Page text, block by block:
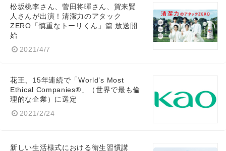
松坂桃李さん、菅田将暉さん、賀来賢
人さんが出演！清潔力のアタック
ZERO「慎重なトーリくん」篇 放送開
始
2021/4/7
花王、15年連続で「World’s Most
Ethical Companies®」（世界で最も倫
理的な企業）に選定
2021/2/24
新しい生活様式における衛生習慣講